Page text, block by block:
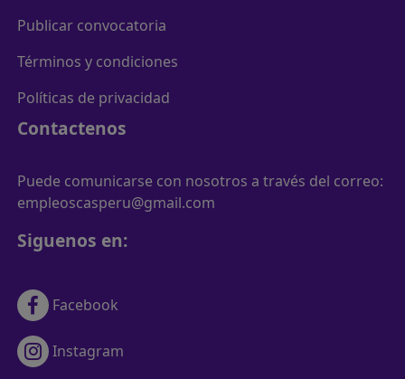
Publicar convocatoria
Términos y condiciones
Políticas de privacidad
Contactenos
Puede comunicarse con nosotros a través del correo:
empleoscasperu@gmail.com
Siguenos en:
Facebook
Instagram